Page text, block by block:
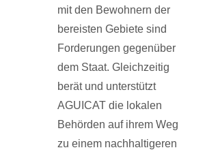
mit den Bewohnern der
bereisten Gebiete sind
Forderungen gegenüber
dem Staat. Gleichzeitig
berät und unterstützt
AGUICAT die loka­len
Behörden auf ihrem Weg
zu einem nachhaltigeren